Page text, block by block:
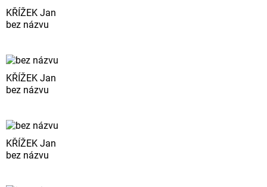
KŘÍŽEK Jan
bez názvu
KŘÍŽEK Jan
bez názvu
KŘÍŽEK Jan
bez názvu